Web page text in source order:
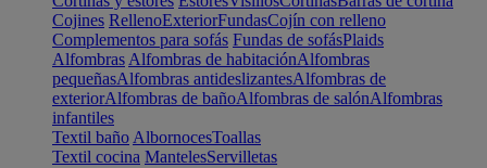
Cojines RellenoExteriorFundasCojín con relleno
Complementos para sofás Fundas de sofásPlaids
Alfombras Alfombras de habitaciónAlfombras
pequeñasAlfombras antideslizantesAlfombras de
exteriorAlfombras de bañoAlfombras de salónAlfombras
infantiles
Textil baño AlbornocesToallas
Textil cocina MantelesServilletas